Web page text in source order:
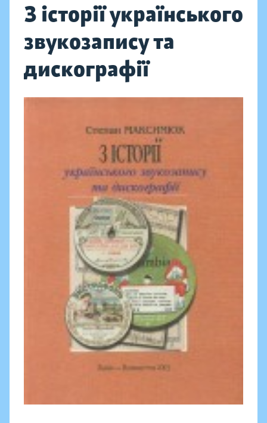
З історії українського
звукозапису та
дискографії